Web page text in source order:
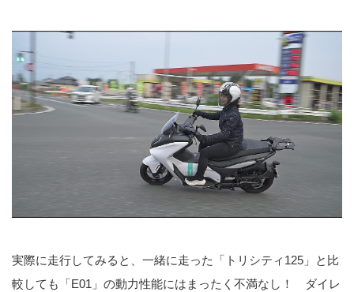
実際に走行してみると、一緒に走った「トリシティ125」と比
較しても「E01」の動力性能にはまったく不満なし！ ダイレ